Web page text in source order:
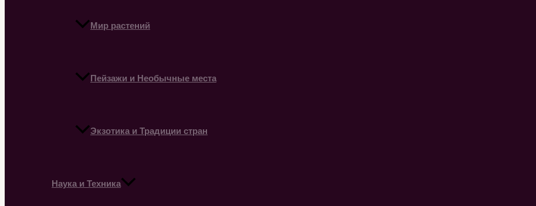
Мир растений
Пейзажи и Необычные места
Экзотика и Традиции стран
Наука и Техника